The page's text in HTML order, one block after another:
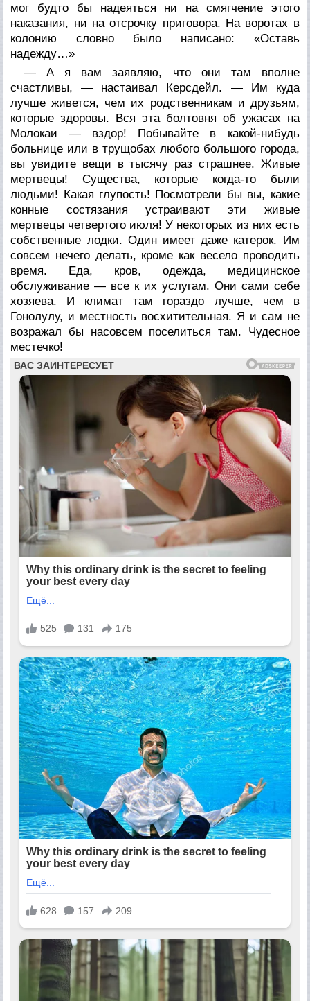
мог будто бы надеяться ни на смягчение этого
наказания, ни на отсрочку приговора. На воротах в
колонию словно было написано: «Оставь
надежду…»
— А я вам заявляю, что они там вполне
счастливы, — настаивал Керсдейл. — Им куда
лучше живется, чем их родственникам и друзьям,
которые здоровы. Вся эта болтовня об ужасах на
Молокаи — вздор! Побывайте в какой-нибудь
больнице или в трущобах любого большого города,
вы увидите вещи в тысячу раз страшнее. Живые
мертвецы! Существа, которые когда-то были
людьми! Какая глупость! Посмотрели бы вы, какие
конные состязания устраивают эти живые
мертвецы четвертого июля! У некоторых из них есть
собственные лодки. Один имеет даже катерок. Им
совсем нечего делать, кроме как весело проводить
время. Еда, кров, одежда, медицинское
обслуживание — все к их услугам. Они сами себе
хозяева. И климат там гораздо лучше, чем в
Гонолулу, и местность восхитительная. Я и сам не
возражал бы насовсем поселиться там. Чудесное
местечко!